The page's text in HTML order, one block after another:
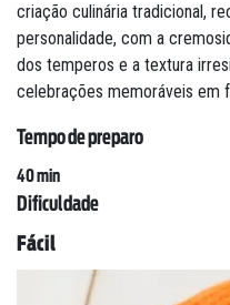
criação culinária tradicional,
personalidade, com a
dos temperos e a textura
celebrações memoráveis em
Tempo de preparo
40 min
Dificuldade
Fácil